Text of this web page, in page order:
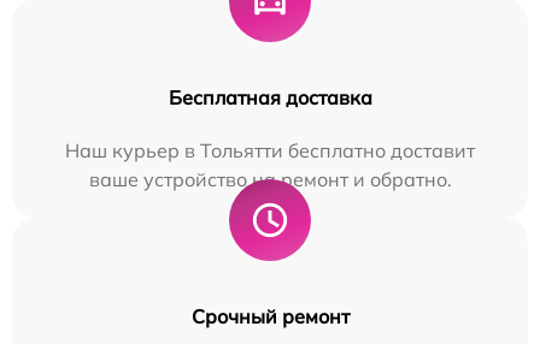
Бесплатная доставка
Наш курьер в Тольятти бесплатно доставит
ваше устройство на ремонт и обратно.
Срочный ремонт